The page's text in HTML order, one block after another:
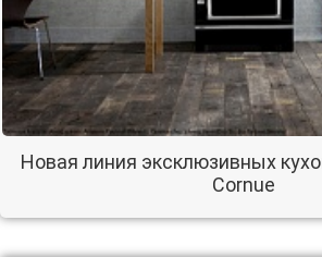
Новая линия эксклюзивных
Cornue